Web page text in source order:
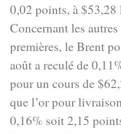
0,02 points, à $53,28
Concernant les
premières, le Brent
août a reculé de
pour un cours de
que l’or pour
0,16% soit 2,15